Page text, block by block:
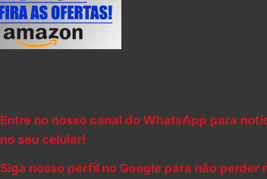
Entre no nosso canal do WhatsApp para
no seu celular!
Siga nosso perfil no Google para não perder